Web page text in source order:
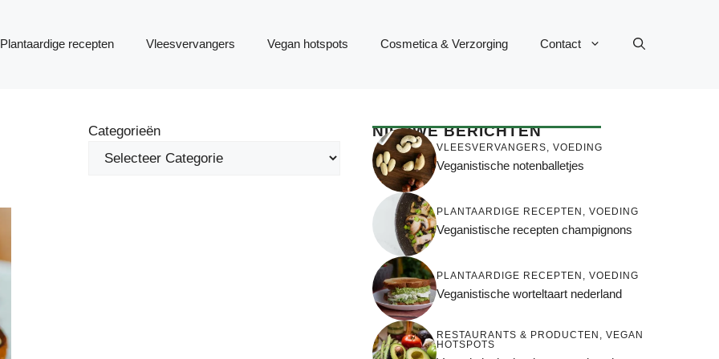
Plantaardige recepten Vleesvervangers Vegan hotspots Cosmetica & Verzorging Contact
Categorieën NIEUWE BERICHTEN
VLEESVERVANGERS, VOEDING
Veganistische notenballetjes
PLANTAARDIGE RECEPTEN , VOEDING
Veganistische recepten champignons
PLANTAARDIGE RECEPTEN , VOEDING
Veganistische worteltaart nederland
RESTAURANTS & PRODUCTEN , VEGAN
HOTSPOTS